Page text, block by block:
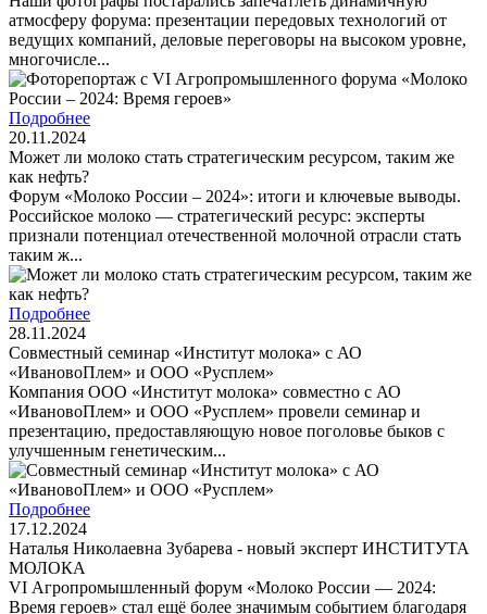
атмосферу форума: презентации передовых технологий от
ведущих компаний, деловые переговоры на высоком уровне,
многочисле...
Подробнее
20.11.2024
Может ли молоко стать стратегическим ресурсом, таким же
как нефть?
Форум «Молоко России – 2024»: итоги и ключевые выводы.
Российское молоко — стратегический ресурс: эксперты
признали потенциал отечественной молочной отрасли стать
таким ж...
Подробнее
28.11.2024
Совместный семинар «Институт молока» с АО
«ИвановоПлем» и ООО «Русплем»
Компания ООО «Институт молока» совместно с АО
«ИвановоПлем» и ООО «Русплем» провели семинар и
презентацию, предоставляющую новое поголовье быков с
улучшенным генетическим...
Подробнее
17.12.2024
Наталья Николаевна Зубарева - новый эксперт ИНСТИТУТА
МОЛОКА
VI Агропромышленный форум «Молоко России — 2024:
Время героев» стал ещё более значимым событием благодаря